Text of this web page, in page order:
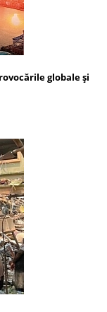
globale și